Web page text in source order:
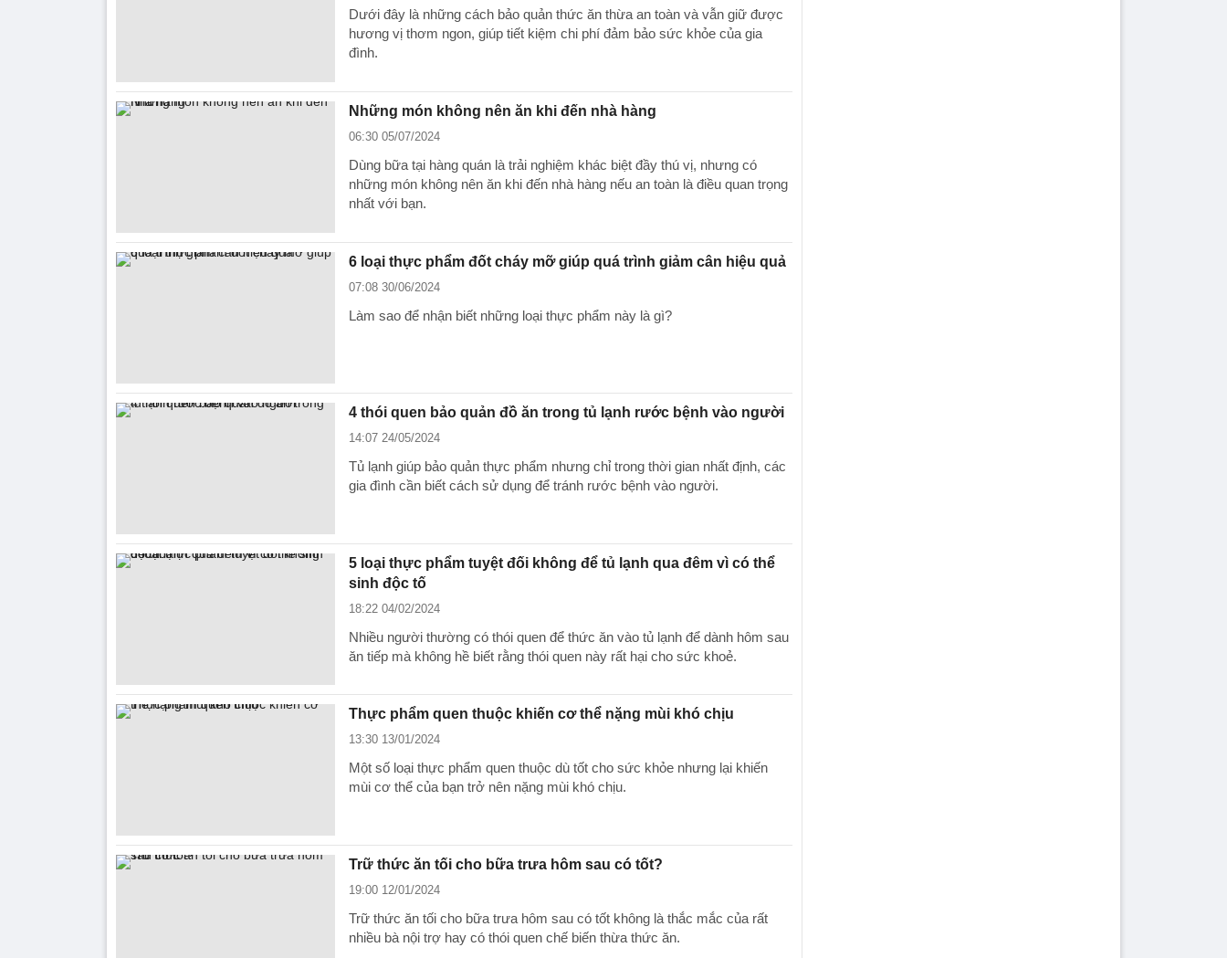
Dưới đây là những cách bảo quản thức ăn thừa an toàn và vẫn giữ được
hương vị thơm ngon, giúp tiết kiệm chi phí đảm bảo sức khỏe của gia
đình.
Những món không nên ăn khi đến nhà hàng
06:30 05/07/2024
Dùng bữa tại hàng quán là trải nghiệm khác biệt đầy thú vị, nhưng có
những món không nên ăn khi đến nhà hàng nếu an toàn là điều quan trọng
nhất với bạn.
6 loại thực phẩm đốt cháy mỡ giúp quá trình giảm cân hiệu quả
07:08 30/06/2024
Làm sao để nhận biết những loại thực phẩm này là gì?
4 thói quen bảo quản đồ ăn trong tủ lạnh rước bệnh vào người
14:07 24/05/2024
Tủ lạnh giúp bảo quản thực phẩm nhưng chỉ trong thời gian nhất định, các
gia đình cần biết cách sử dụng để tránh rước bệnh vào người.
5 loại thực phẩm tuyệt đối không để tủ lạnh qua đêm vì có thể
sinh độc tố
18:22 04/02/2024
Nhiều người thường có thói quen để thức ăn vào tủ lạnh để dành hôm sau
ăn tiếp mà không hề biết rằng thói quen này rất hại cho sức khoẻ.
Thực phẩm quen thuộc khiến cơ thể nặng mùi khó chịu
13:30 13/01/2024
Một số loại thực phẩm quen thuộc dù tốt cho sức khỏe nhưng lại khiến
mùi cơ thể của bạn trở nên nặng mùi khó chịu.
Trữ thức ăn tối cho bữa trưa hôm sau có tốt?
19:00 12/01/2024
Trữ thức ăn tối cho bữa trưa hôm sau có tốt không là thắc mắc của rất
nhiều bà nội trợ hay có thói quen chế biến thừa thức ăn.